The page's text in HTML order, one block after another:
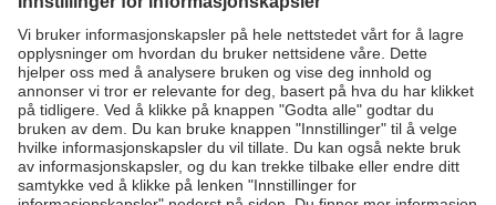
Kundeservice
Om oss
Bildeprodukter